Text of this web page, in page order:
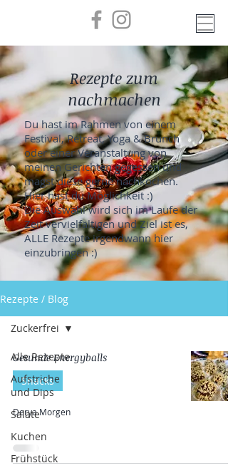
Rezepte zum
nachmachen
Du hast im Rahmen von einem
Festival, Retreat, Yoga & Brunch
oder einer Veranstaltung von
meinen Gerichten gegessen und
magst diese gerne nachkochen.
Hier hast du Möglichkeit :)
Die Auswahl wird sich im Laufe der
Zeit vervielfältigen und Ziel ist es,
ALLE Rezepte irgendwann hier
einzubringen :)
Rezepte / Blog
Alle Rezepte
Aufstriche
und Dips
Salate
Kuchen
Frühstück
Zuckerfrei
Gesunde Energyballs
Snacks
Derya Morgen